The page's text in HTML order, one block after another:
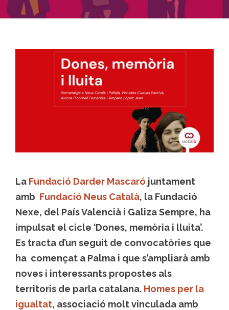
La Fundació Darder Mascaró juntament
amb Fundació Neus Català, la Fundació
Nexe, del País Valencià i Galiza Sempre, ha
impulsat el cicle ‘Dones, memòria i lluita’.
Es tracta d’un seguit de convocatòries que
ha començat a Palma i que s’ampliarà amb
noves i interessants propostes als
territoris de parla catalana. Homes per la
igualtat, associació molt vinculada amb